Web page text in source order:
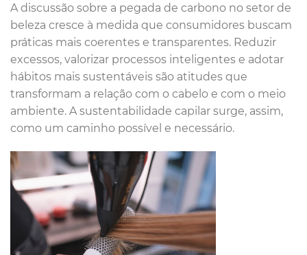
A discussão sobre a pegada de carbono no setor de
beleza cresce à medida que consumidores buscam
práticas mais coerentes e transparentes. Reduzir
excessos, valorizar processos inteligentes e adotar
hábitos mais sustentáveis são atitudes que
transformam a relação com o cabelo e com o meio
ambiente. A sustentabilidade capilar surge, assim,
como um caminho possível e necessário.